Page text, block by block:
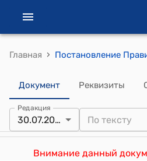
Главная ›
Документ Реквизиты
Редакция
30.07.2009
Внимание данный